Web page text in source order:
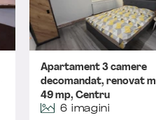
Apartament 3 camere
decomandat, renovat
49 mp, Centru
6 imagini